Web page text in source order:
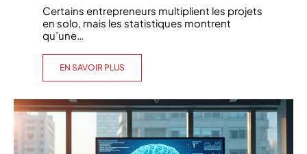
Certains entrepreneurs multiplient les projets
en solo, mais les statistiques montrent
qu’une…
EN SAVOIR PLUS